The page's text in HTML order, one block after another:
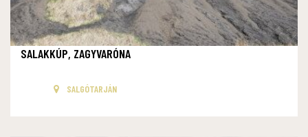
SALAKKÚP, ZAGYVARÓNA
SALGÓTARJÁN